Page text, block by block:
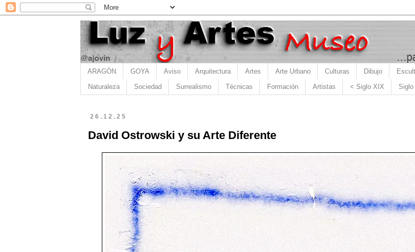
ARAGÓN GOYA Aviso Arquitectura Artes Arte Urbano Culturas Dibujo
Naturaleza Sociedad Surrealismo Técnicas Formación Artistas < Siglo XIX
26.12.25
David Ostrowski y su Arte Diferente